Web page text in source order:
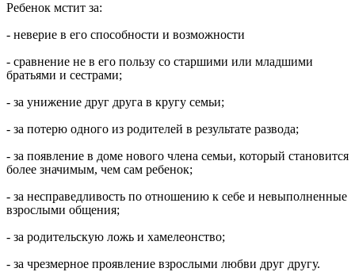
Ребенок мстит за:
- неверие в его способности и возможности
- сравнение не в его пользу со старшими или младшими
братьями и сестрами;
- за унижение друг друга в кругу семьи;
- за потерю одного из родителей в результате развода;
- за появление в доме нового члена семьи, который становится
более значимым, чем сам ребенок;
- за несправедливость по отношению к себе и невыполненные
взрослыми общения;
- за родительскую ложь и хамелеонство;
- за чрезмерное проявление взрослыми любви друг другу.